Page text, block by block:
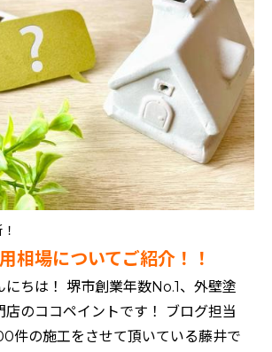
相場についてご紹介！！
にちは！ 堺市創業年数No.1、外壁塗
店のココペイントです！ ブログ担当
件の施工をさせて頂いている藤井で